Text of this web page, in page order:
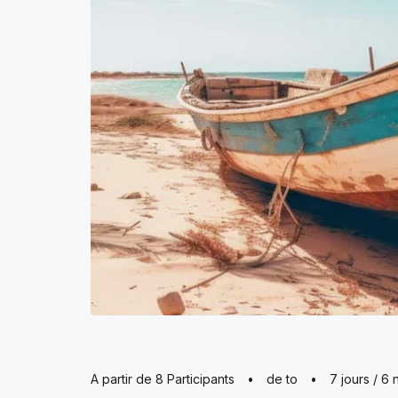
A partir de 8 Participants • de to • 7 jours / 6